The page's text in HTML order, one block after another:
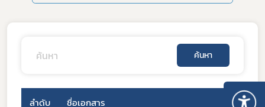
ค้นหา
ลำดับ ชื่อเอกสาร Download